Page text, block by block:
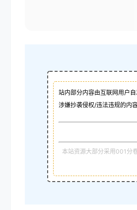
站内部分内容由互联网用户
涉嫌抄袭侵权/违法违规的内
本站资源大部分采用001分